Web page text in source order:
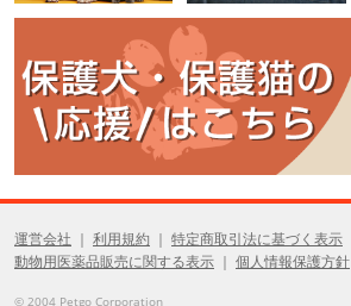
運営会社 利用規約
特定商取引法に基づく表示
動物用医薬品販売に関する表示
個人情報保護方針
© 2004 Petgo Corporation